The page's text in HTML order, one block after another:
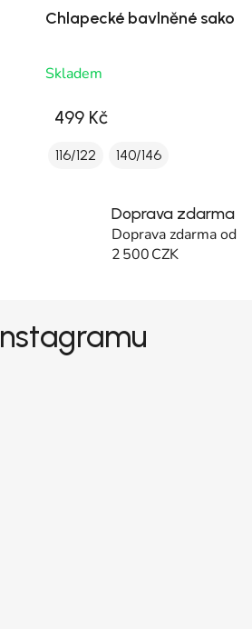
Chlapecké bavlněné sako
Skladem
499 Kč
116/122 140/146
Doprava zdarma
Doprava zdarma od
2 500 CZK